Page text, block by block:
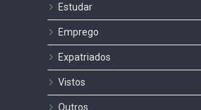
Estudar
Emprego
Expatriados
Vistos
Outros